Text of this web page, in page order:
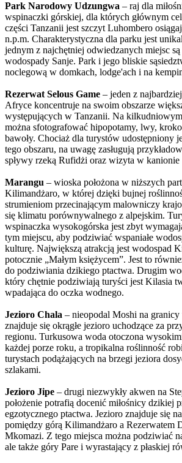
Park Narodowy Udzungwa – raj dla
wspinaczki górskiej, dla których głównym
części Tanzanii jest szczyt Luhombero
n.p.m. Charakterystyczna dla parku jest
jednym z najchętniej odwiedzanych miejsc
wodospady Sanje. Park i jego bliskie
noclegową w domkach, lodge'ach i na
Rezerwat Selous Game – jeden z
Afryce koncentruje na swoim obszarze
występujących w Tanzanii. Na
można sfotografować hipopotamy, lwy,
bawoły. Chociaż dla turystów udostępniony
tego obszaru, na uwagę zasługują
spływy rzeką Rufidżi oraz wizyta w kanionie
Marangu – wioska położona w niższych
Kilimandżaro, w której dzięki bujnej
strumieniom przecinającym malowniczy
się klimatu porównywalnego z alpejskim.
wspinaczka wysokogórska jest zbyt
tym miejscu, aby podziwiać wspaniałe
kulturę. Największą atrakcją jest wodospad
potocznie „Małym księżycem”. Jest to
do podziwiania dzikiego ptactwa. Drugim
który chętnie podziwiają turyści jest Kilasia
wpadająca do oczka wodnego.
Jezioro Chala – nieopodal Moshi na
znajduje się okrągłe jezioro uchodzące za
regionu. Turkusowa woda otoczona
każdej porze roku, a tropikalna roślinność
turystach podążających na brzegi jeziora
szlakami.
Jezioro Jipe – drugi niezwykły akwen na
położenie potrafią docenić miłośnicy dzikiej
egzotycznego ptactwa. Jezioro znajduje się
pomiędzy górą Kilimandżaro a Rezerwatem
Mkomazi. Z tego miejsca można podziwiać
ale także góry Pare i wyrastający z płaskiej